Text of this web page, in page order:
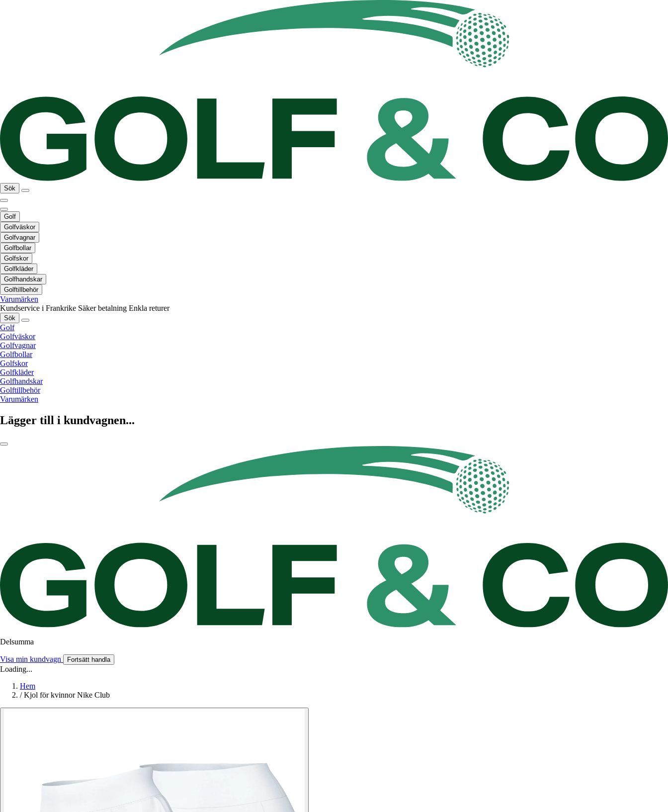
Sök
Golf
Golfväskor
Golfvagnar
Golfbollar
Golfskor
Golfkläder
Golfhandskar
Golftillbehör
Varumärken
Kundservice i Frankrike Säker betalning Enkla returer
Sök
Golf
Golfväskor
Golfvagnar
Golfbollar
Golfskor
Golfkläder
Golfhandskar
Golftillbehör
Varumärken
Lägger till i kundvagnen...
Delsumma
Visa min kundvagn Fortsätt handla
Loading...
Hem
/ Kjol för kvinnor Nike Club